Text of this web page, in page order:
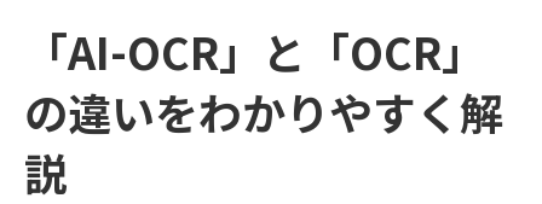
「AI-OCR」と「OCR」
の違いをわかりやすく解
説